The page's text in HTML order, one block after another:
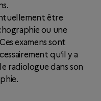
être
ou une
examens sont
qu’il y a
radiologue dans son